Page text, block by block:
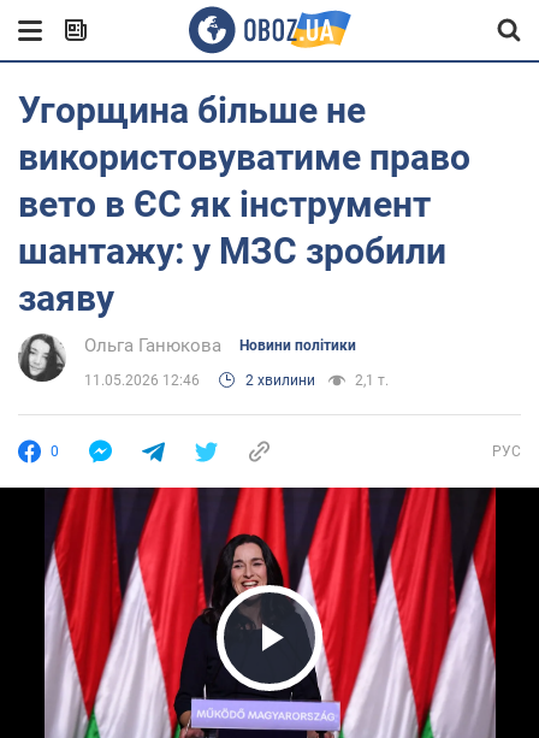
Угорщина більше не
використовуватиме право
вето в ЄС як інструмент
шантажу: у МЗС зробили
заяву
Ольга Ганюкова Новини політики
11.05.2026 12:46 2 хвилини 2,1 т.
0 РУС
Play Video